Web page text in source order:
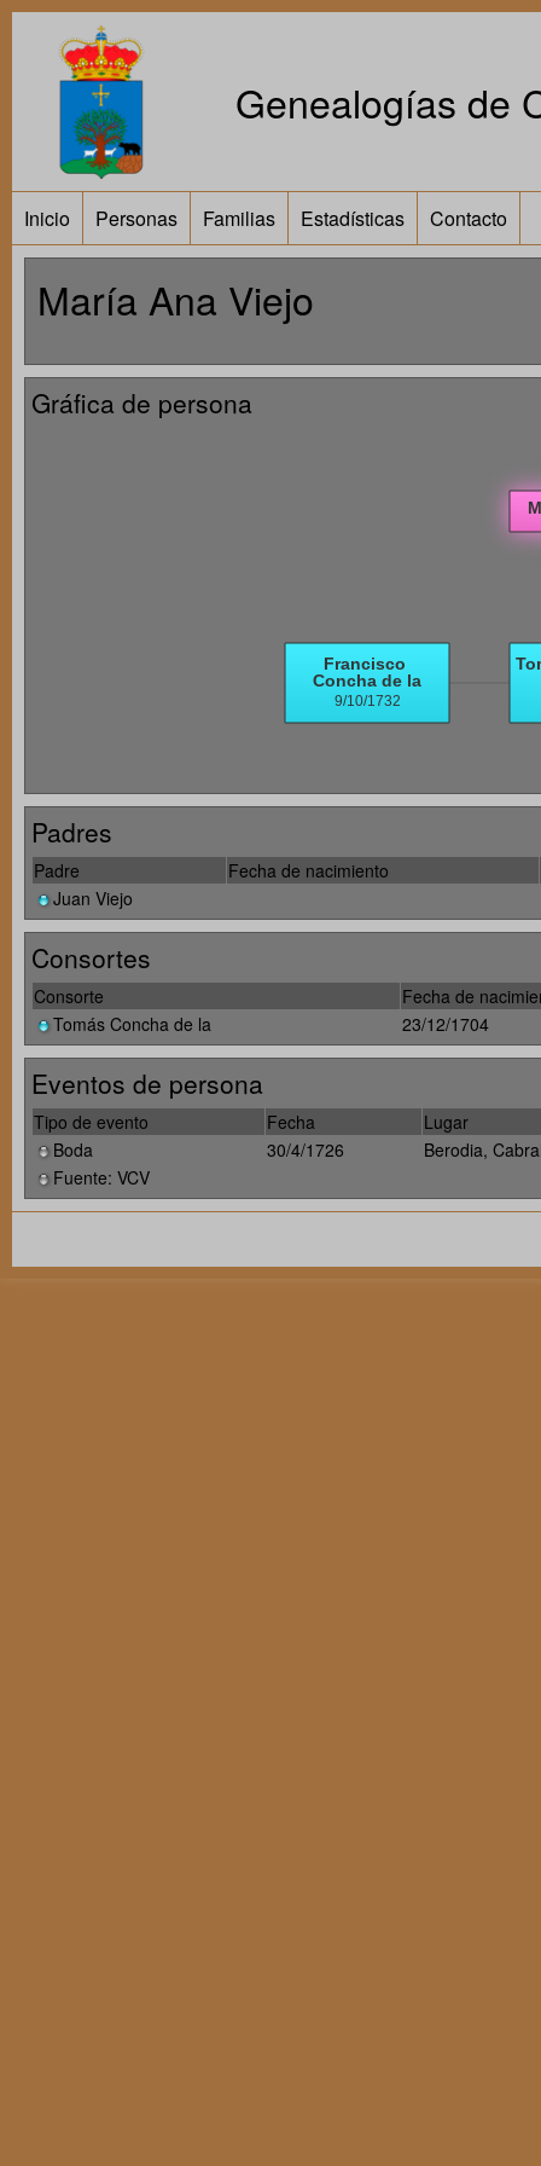
Genealogías de
Inicio Personas Familias Estadísticas Contacto
María Ana Viejo
Gráfica de persona
Padres
Padre
Fecha de nacimiento
Juan Viejo
Consortes
Consorte
Fecha de
Tomás Concha de la
23/12/1704
Eventos de persona
Tipo de evento Fecha
Lugar
Boda
30/4/1726
Berodia,
Fuente: VCV